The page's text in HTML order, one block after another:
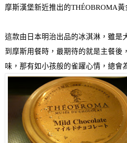
摩斯漢堡新近推出的THÉOBROMA黃
這款由日本明治出品的冰淇淋 ，雖是
到摩斯用餐時，最期待的就是主餐後
味 ，那有如小孩般的雀躍心情，總會